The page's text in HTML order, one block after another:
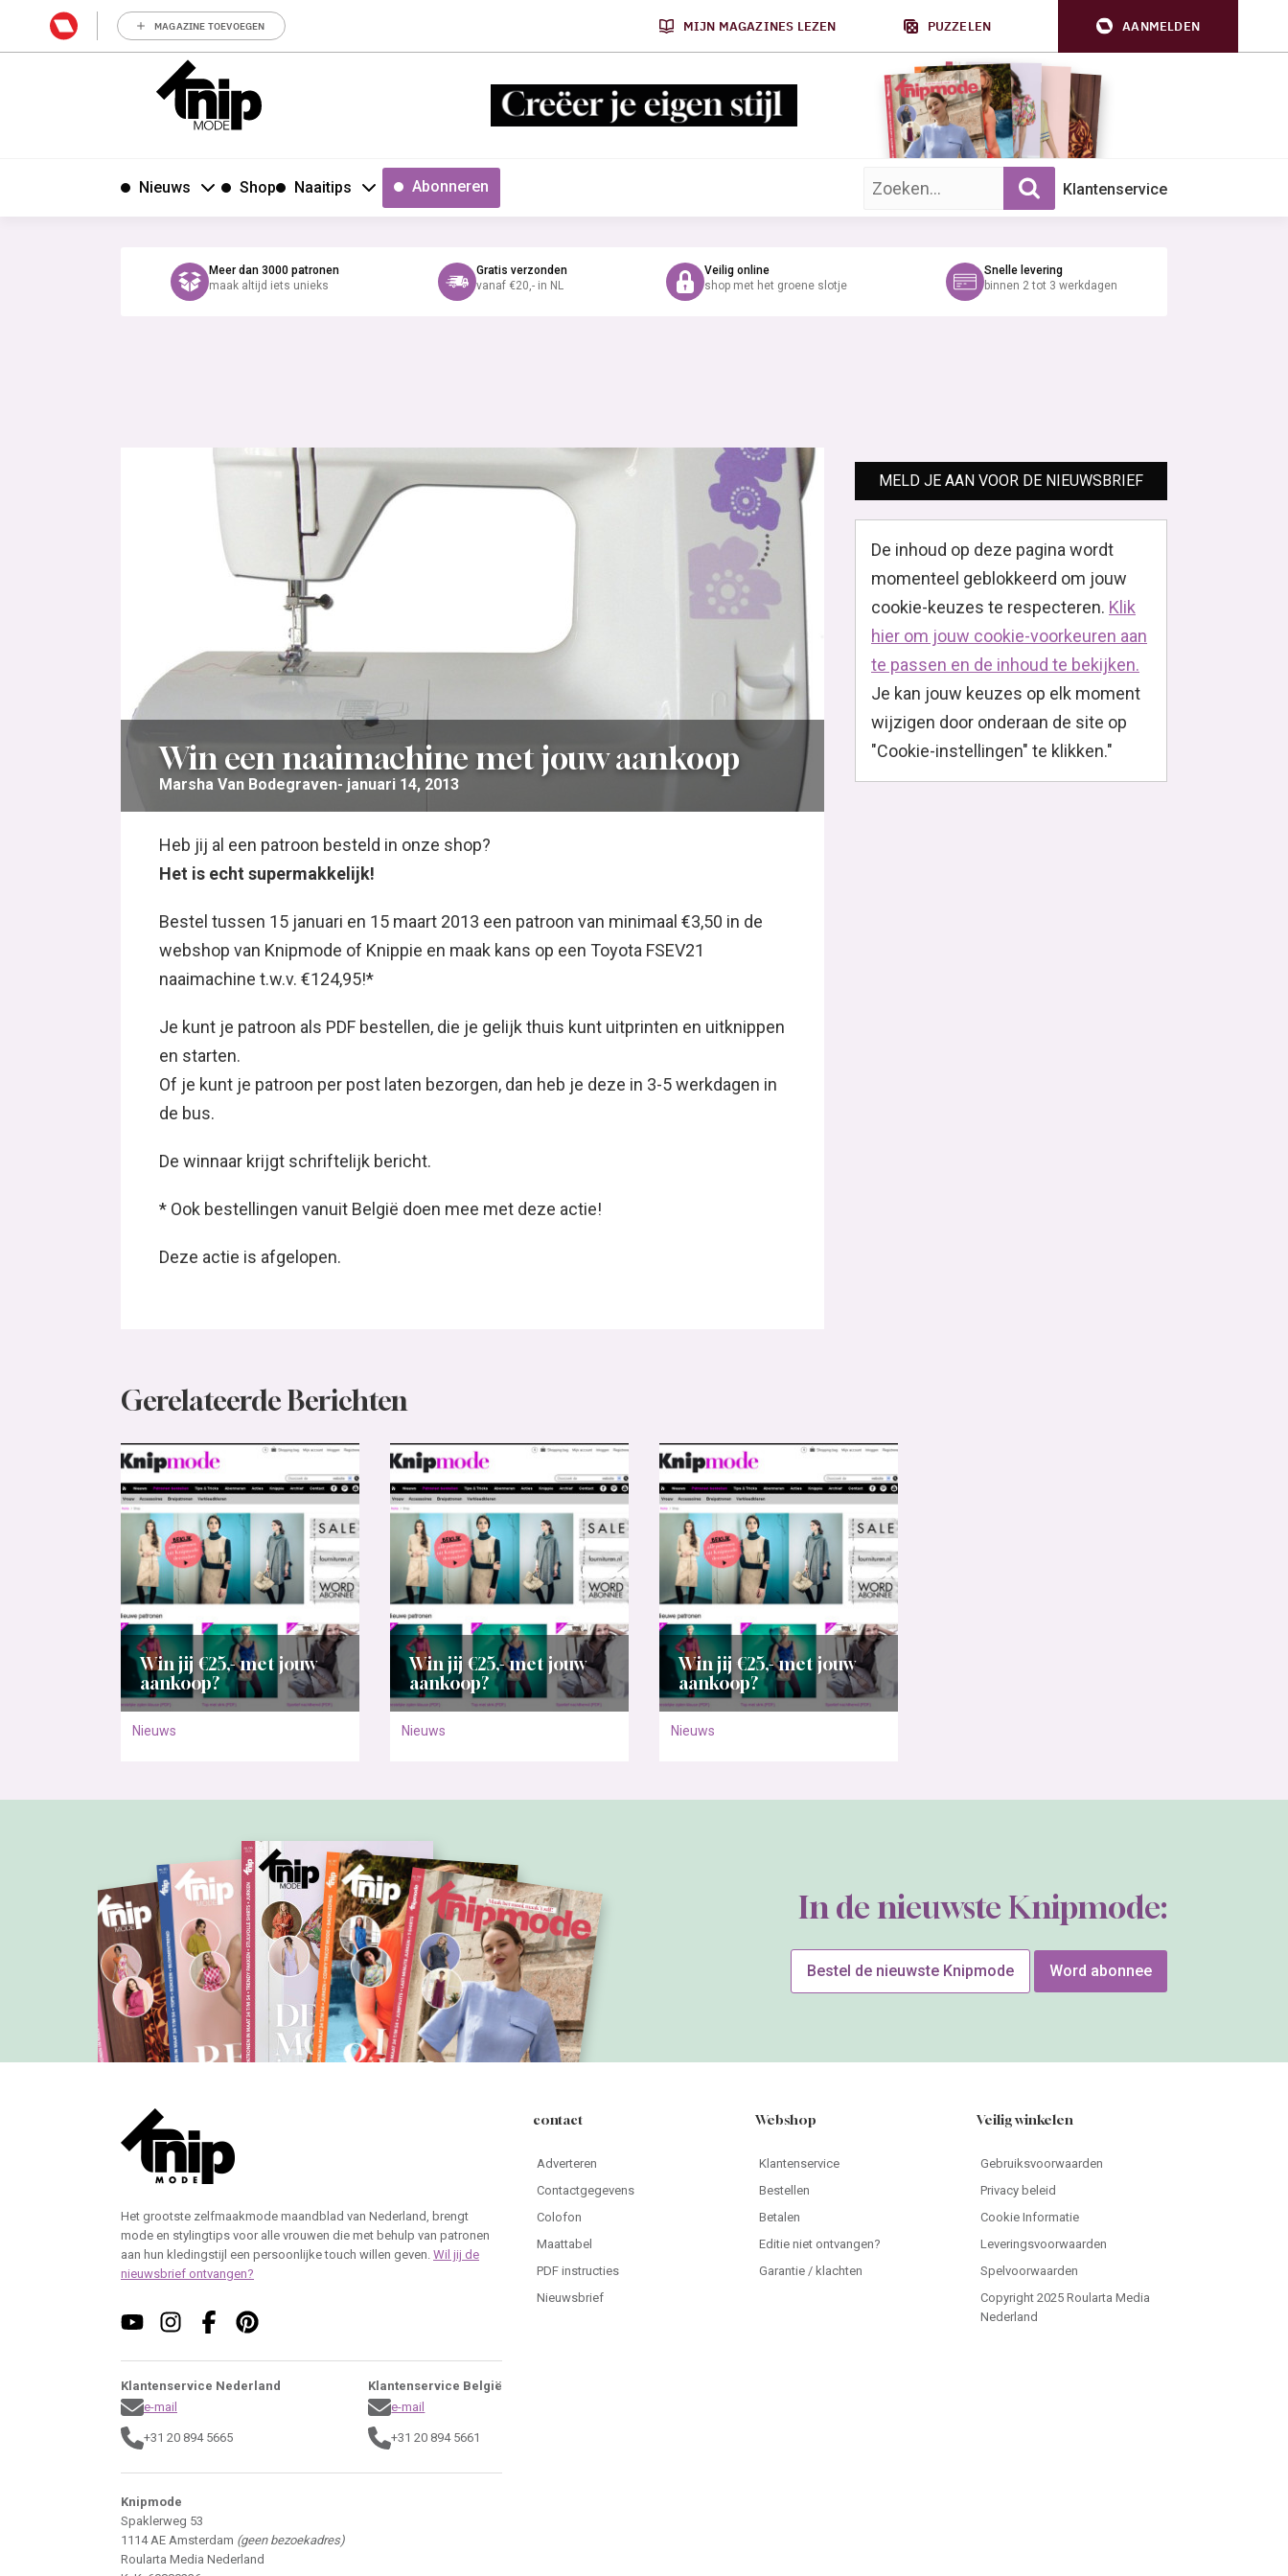
MAGAZINE TOEVOEGEN MIJN MAGAZINES LEZEN PUZZELEN AANMELDEN
Nieuws Shop Naaitips Abonneren Zoek op trefwoord: Klantenservice
Meer dan 3000 patronen
maak altijd iets unieks
Gratis verzonden
vanaf €20,- in NL
Veilig online
shop met het groene slotje
Snelle levering
binnen 2 tot 3 werkdagen
Win een naaimachine met jouw aankoop
Marsha Van Bodegraven januari 14, 2013
Heb jij al een patroon besteld in onze shop?
Het is echt supermakkelijk!
Bestel tussen 15 januari en 15 maart 2013 een patroon van minimaal €3,50 in de
webshop van Knipmode of Knippie en maak kans op een Toyota FSEV21
naaimachine t.w.v. €124,95!*
Je kunt je patroon als PDF bestellen, die je gelijk thuis kunt uitprinten en uitknippen
en starten.
Of je kunt je patroon per post laten bezorgen, dan heb je deze in 3-5 werkdagen in
de bus.
De winnaar krijgt schriftelijk bericht.
* Ook bestellingen vanuit België doen mee met deze actie!
Deze actie is afgelopen.
MELD JE AAN VOOR DE NIEUWSBRIEF
De inhoud op deze pagina wordt
momenteel geblokkeerd om jouw
cookie-keuzes te respecteren. Klik
hier om jouw cookie-voorkeuren aan
te passen en de inhoud te bekijken.
Je kan jouw keuzes op elk moment
wijzigen door onderaan de site op
"Cookie-instellingen" te klikken."
Gerelateerde Berichten
Win jij €25,- met jouw
aankoop?
Nieuws
Win jij €25,- met jouw
aankoop?
Nieuws
Win jij €25,- met jouw
aankoop?
Nieuws
In de nieuwste Knipmode:
Bestel de nieuwste Knipmode Word abonnee
Het grootste zelfmaakmode maandblad van Nederland, brengt
mode en stylingtips voor alle vrouwen die met behulp van patronen
aan hun kledingstijl een persoonlijke touch willen geven. Wil jij de
nieuwsbrief ontvangen?
Klantenservice Nederland
e-mail
+31 20 894 5665
Klantenservice België
e-mail
+31 20 894 5661
Knipmode
Spaklerweg 53
1114 AE Amsterdam (geen bezoekadres)
Roularta Media Nederland
contact
Adverteren
Contactgegevens
Colofon
Maattabel
PDF instructies
Nieuwsbrief
Webshop
Klantenservice
Bestellen
Betalen
Editie niet ontvangen?
Garantie / klachten
Veilig winkelen
Gebruiksvoorwaarden
Privacy beleid
Cookie Informatie
Leveringsvoorwaarden
Spelvoorwaarden
Copyright 2025 Roularta Media
Nederland